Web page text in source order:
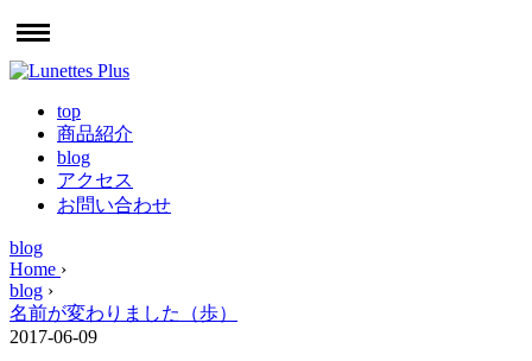
top
商品紹介
blog
アクセス
お問い合わせ
blog
Home ›
blog ›
名前が変わりました（歩）
2017-06-09